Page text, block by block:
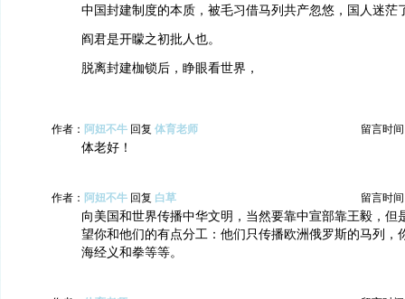
中国封建制度的本质，被毛习借马列共产忽悠，国人迷茫
阎君是开矇之初批人也。
脱离封建枷锁后，睁眼看世界，
作者： 阿妞不牛 回复 体育老师 留言时间
体老好！
作者： 阿妞不牛 回复 白草 留言时间
向美国和世界传播中华文明，当然要靠中宣部靠王毅，但
望你和他们的有点分工：他们只传播欧洲俄罗斯的马列，
海经义和拳等等。